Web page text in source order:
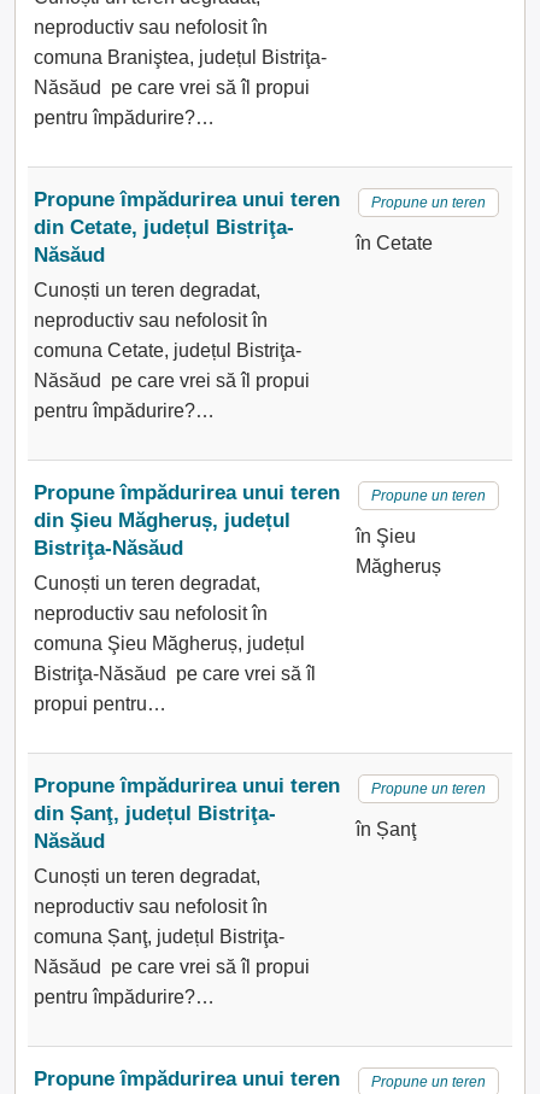
neproductiv sau nefolosit în
comuna Braniştea, județul Bistriţa-
Năsăud pe care vrei să îl propui
pentru împădurire?…
Propune împădurirea unui teren
din Cetate, județul Bistriţa-
Năsăud
Cunoști un teren degradat,
neproductiv sau nefolosit în
comuna Cetate, județul Bistriţa-
Năsăud pe care vrei să îl propui
pentru împădurire?…
Propune un teren
în Cetate
Propune împădurirea unui teren
din Şieu Măgheruș, județul
Bistriţa-Năsăud
Cunoști un teren degradat,
neproductiv sau nefolosit în
comuna Şieu Măgheruș, județul
Bistriţa-Năsăud pe care vrei să îl
propui pentru…
Propune un teren
în Şieu
Măgheruș
Propune împădurirea unui teren
din Șanţ, județul Bistriţa-
Năsăud
Cunoști un teren degradat,
neproductiv sau nefolosit în
comuna Șanţ, județul Bistriţa-
Năsăud pe care vrei să îl propui
pentru împădurire?…
Propune un teren
în Șanţ
Propune împădurirea unui teren
Propune un teren